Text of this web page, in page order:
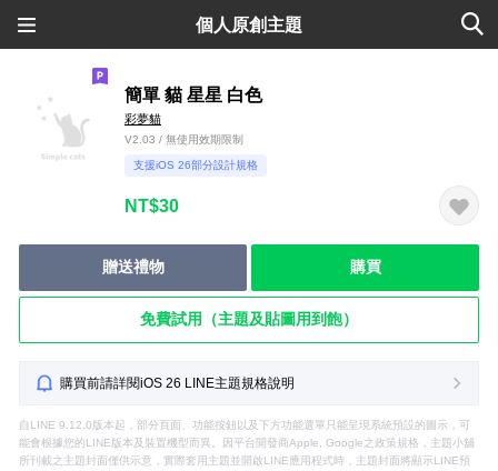
個人原創主題
簡單 貓 星星 白色
彩夢貓
V2.03 / 無使用效期限制
支援iOS 26部分設計規格
NT$30
贈送禮物 購買
免費試用（主題及貼圖用到飽）
購買前請詳閱iOS 26 LINE主題規格說明
自LINE 9.12.0版本起，部分頁面、功能按鈕以及下方功能選單只能呈現系統預設的圖示，可
能會根據您的LINE版本及裝置機型而異。因平台開發商Apple, Google之政策規格，主題小舖
所刊載之主題封面僅供示意，實際套用主題並開啟LINE應用程式時，主題封面將顯示LINE預